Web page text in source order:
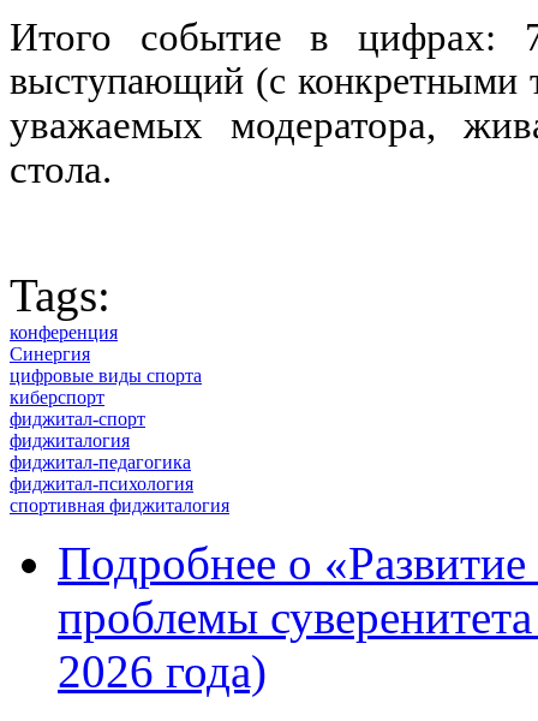
Итого событие в цифрах:
выступающий (с конкретными
уважаемых модератора,
стола.
Tags:
конференция
Синергия
цифровые виды спорта
киберспорт
фиджитал-спорт
фиджиталогия
фиджитал-педагогика
фиджитал-психология
спортивная фиджиталогия
Подробнее о
проблемы
2026 года)